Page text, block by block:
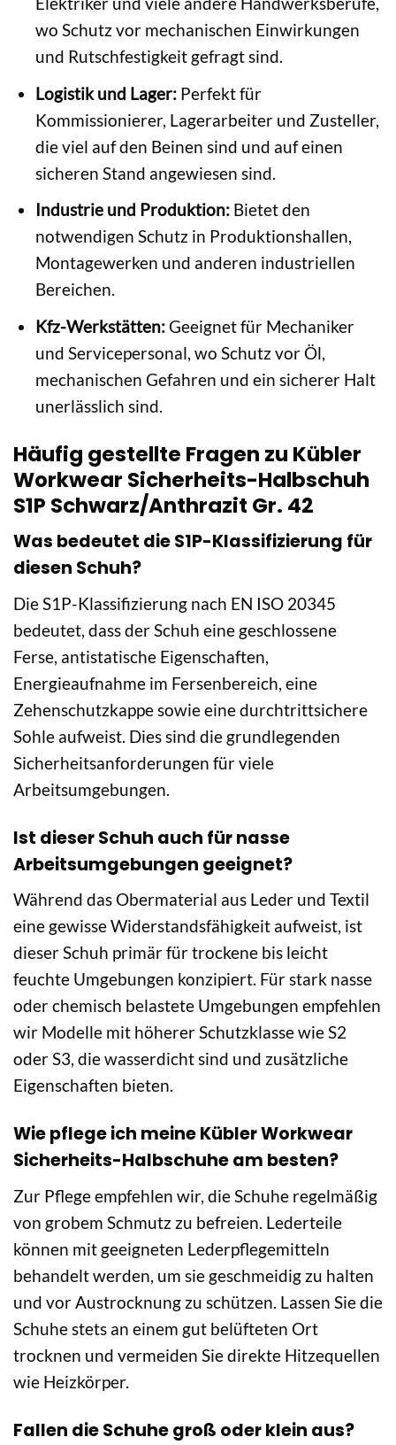
wo Schutz vor mechanischen Einwirkungen
und Rutschfestigkeit gefragt sind.
Logistik und Lager:Perfekt für
Kommissionierer, Lagerarbeiter und Zusteller,
die viel auf den Beinen sind und auf einen
sicheren Stand angewiesen sind.
Industrie und Produktion:Bietet den
notwendigen Schutz in Produktionshallen,
Montagewerken und anderen industriellen
Bereichen.
Kfz-Werkstätten:Geeignet für Mechaniker
und Servicepersonal, wo Schutz vor Öl,
mechanischen Gefahren und ein sicherer Halt
unerlässlich sind.
Häufig gestellte Fragen zu Kübler
Workwear Sicherheits-Halbschuh
S1P Schwarz/Anthrazit Gr. 42
Was bedeutet die S1P-Klassifizierung für
diesen Schuh?
Die S1P-Klassifizierung nach EN ISO 20345
bedeutet, dass der Schuh eine geschlossene
Ferse, antistatische Eigenschaften,
Energieaufnahme im Fersenbereich, eine
Zehenschutzkappe sowie eine durchtrittsichere
Sohle aufweist. Dies sind die grundlegenden
Sicherheitsanforderungen für viele
Arbeitsumgebungen.
Ist dieser Schuh auch für nasse
Arbeitsumgebungen geeignet?
Während das Obermaterial aus Leder und Textil
eine gewisse Widerstandsfähigkeit aufweist, ist
dieser Schuh primär für trockene bis leicht
feuchte Umgebungen konzipiert. Für stark nasse
oder chemisch belastete Umgebungen empfehlen
wir Modelle mit höherer Schutzklasse wie S2
oder S3, die wasserdicht sind und zusätzliche
Eigenschaften bieten.
Wie pflege ich meine Kübler Workwear
Sicherheits-Halbschuhe am besten?
Zur Pflege empfehlen wir, die Schuhe regelmäßig
von grobem Schmutz zu befreien. Lederteile
können mit geeigneten Lederpflegemitteln
behandelt werden, um sie geschmeidig zu halten
und vor Austrocknung zu schützen. Lassen Sie die
Schuhe stets an einem gut belüfteten Ort
trocknen und vermeiden Sie direkte Hitzequellen
wie Heizkörper.
Fallen die Schuhe groß oder klein aus?